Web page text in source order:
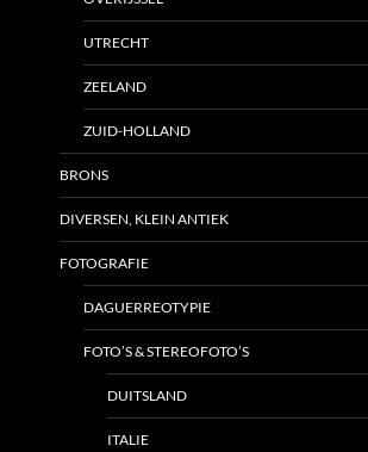
UTRECHT
ZEELAND
ZUID-HOLLAND
BRONS
DIVERSEN, KLEIN ANTIEK
FOTOGRAFIE
DAGUERREOTYPIE
FOTO’S & STEREOFOTO’S
DUITSLAND
ITALIE